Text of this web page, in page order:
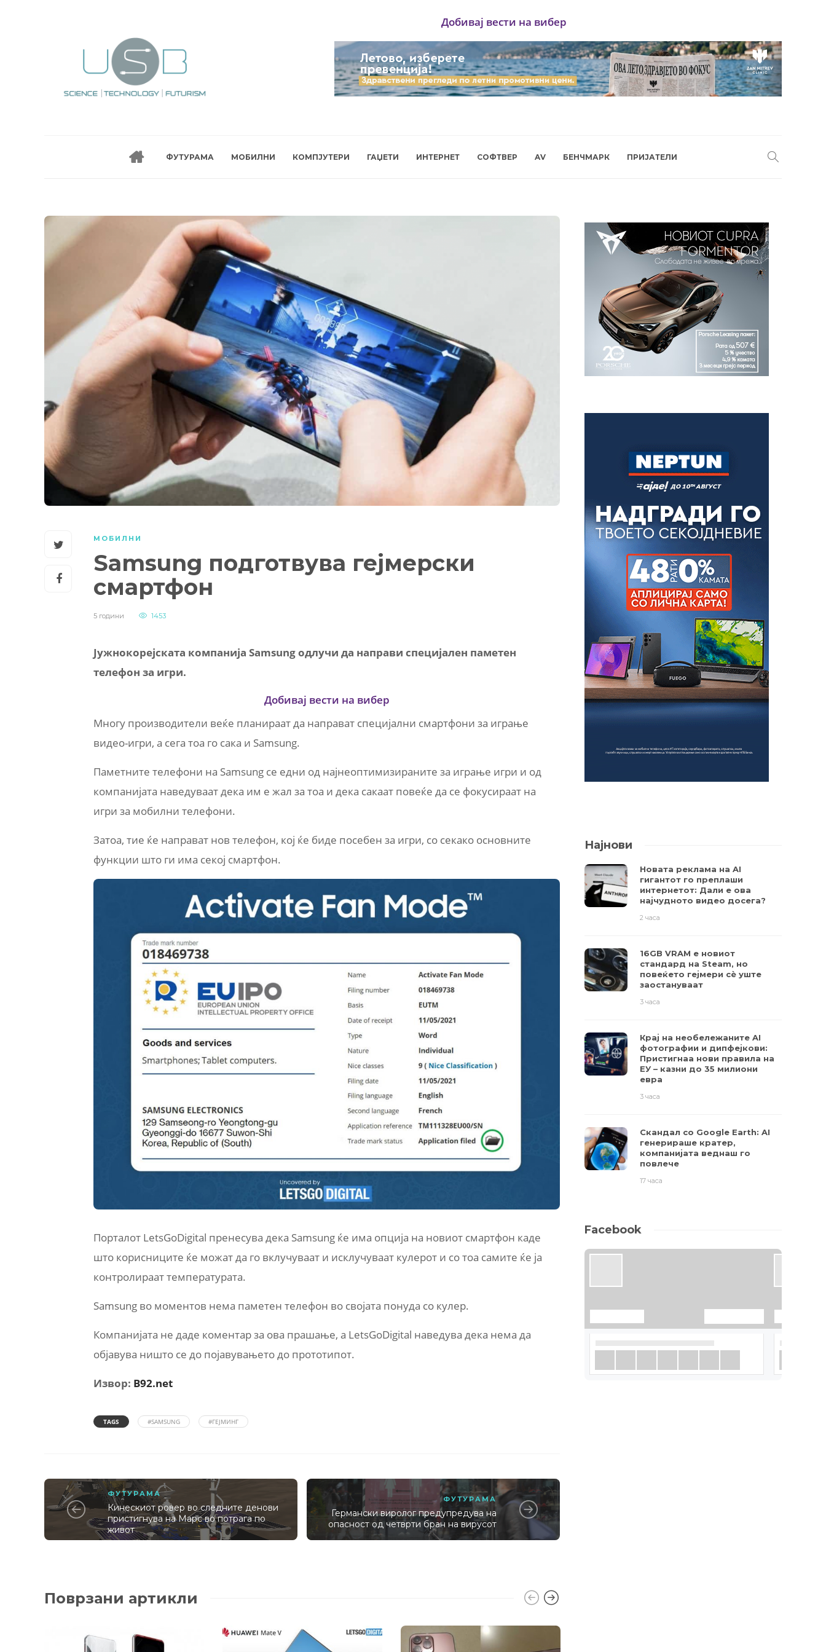
Добивај вести на вибер
ФУТУРАМА МОБИЛНИ КОМПЈУТЕРИ ГАЏЕТИ ИНТЕРНЕТ СОФТВЕР AV БЕНЧМАРК ПРИЈАТЕЛИ
МОБИЛНИ
Samsung подготвува гејмерски
смартфон
5 години 1453
Јужнокорејската компанија Samsung одлучи да направи специјален паметен
телефон за игри.
Добивај вести на вибер
Многу производители веќе планираат да направат специјални смартфони за играње
видео-игри, а сега тоа го сака и Samsung.
Паметните телефони на Samsung се едни од најнеоптимизираните за играње игри и од
компанијата наведуваат дека им е жал за тоа и дека сакаат повеќе да се фокусираат на
игри за мобилни телефони.
Затоа, тие ќе направат нов телефон, кој ќе биде посебен за игри, со секако основните
функции што ги има секој смартфон.
Порталот LetsGoDigital пренесува дека Samsung ќе има опција на новиот смартфон каде
што корисниците ќе можат да го вклучуваат и исклучуваат кулерот и со тоа самите ќе ја
контролираат температурата.
Samsung во моментов нема паметен телефон во својата понуда со кулер.
Компанијата не даде коментар за ова прашање, а LetsGoDigital наведува дека нема да
објавува ништо се до појавувањето до прототипот.
Извор: B92.net
TAGS #SAMSUNG #ГЕЈМИНГ
ФУТУРАМА
Кинескиот ровер во следните денови
пристигнува на Марс во потрага по
живот
ФУТУРАМА
Германски виролог предупредува на
опасност од четврти бран на вирусот
Поврзани артикли
Најнови
Новата реклама на AI
гигантот го преплаши
интернетот: Дали е ова
најчудното видео досега?
2 часа
16GB VRAM е новиот
стандард на Steam, но
повеќето гејмери ​​сè уште
заостануваат
3 часа
Крај на необележаните AI
фотографии и дипфејкови:
Пристигнаа нови правила на
ЕУ – казни до 35 милиони
евра
3 часа
Скандал со Google Earth: AI
генерираше кратер,
компанијата веднаш го
повлече
17 часа
Facebook